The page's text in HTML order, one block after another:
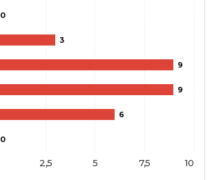
0
3
9
9
6
0
10
2,5 5 7,5